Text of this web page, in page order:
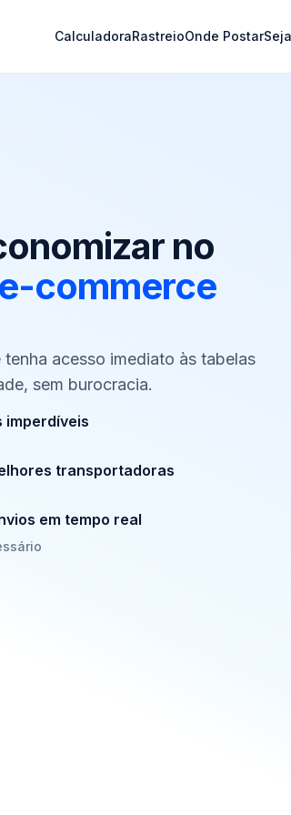
CalculadoraRastreioOnde Postar
no
e-commerce
acesso imediato às tabelas
sem burocracia.
imperdíveis
transportadoras
em tempo real